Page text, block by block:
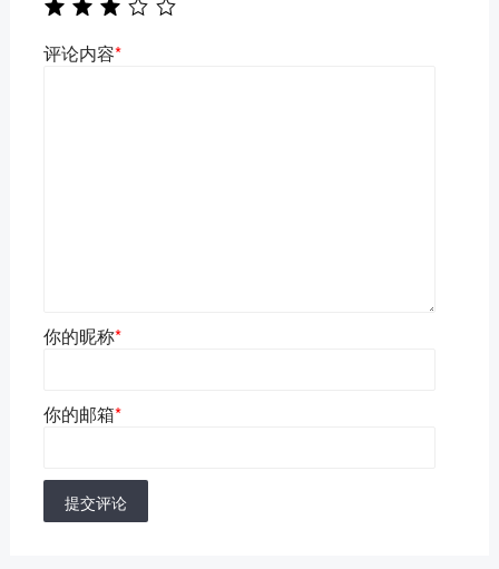
评论内容*
你的昵称*
你的邮箱*
提交评论